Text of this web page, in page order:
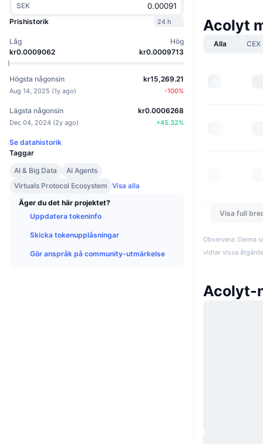
SEK
Prishistorik
24 h
Låg
kr0.0009062
Hög
kr0.0009713
Högsta någonsin
Aug 14, 2025 (1y ago)
kr15,269.21
-100%
Lägsta någonsin
Dec 04, 2024 (2y ago)
kr0.0006268
+45.32%
Se datahistorik
Taggar
AI & Big Data
AI Agents
Virtuals Protocol Ecosystem Visa alla
Äger du det här projektet?
Uppdatera tokeninfo
Skicka tokenupplåsningar
Gör anspråk på community-utmärkelse
Acolyt
Alla CEX
Visa full
Observera: Denna
vidtar vissa
Acolyt-